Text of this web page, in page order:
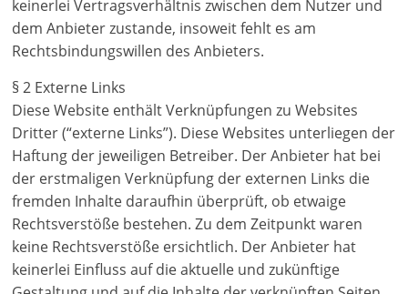
keinerlei Vertragsverhältnis zwischen dem Nutzer und
dem Anbieter zustande, insoweit fehlt es am
Rechtsbindungswillen des Anbieters.
§ 2 Externe Links
Diese Website enthält Verknüpfungen zu Websites
Dritter (“externe Links”). Diese Websites unterliegen der
Haftung der jeweiligen Betreiber. Der Anbieter hat bei
der erstmaligen Verknüpfung der externen Links die
fremden Inhalte daraufhin überprüft, ob etwaige
Rechtsverstöße bestehen. Zu dem Zeitpunkt waren
keine Rechtsverstöße ersichtlich. Der Anbieter hat
keinerlei Einfluss auf die aktuelle und zukünftige